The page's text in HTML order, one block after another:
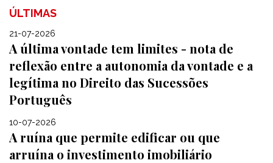
ÚLTIMAS
21-07-2026
A última vontade tem limites - nota de
reflexão entre a autonomia da vontade e a
legítima no Direito das Sucessões
Português
10-07-2026
A ruína que permite edificar ou que
arruína o investimento imobiliário